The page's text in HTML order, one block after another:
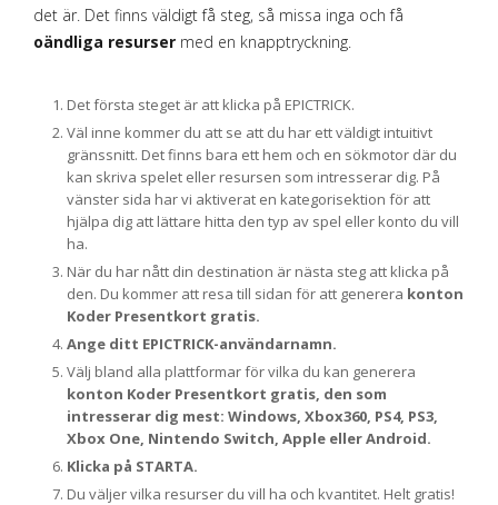
det är. Det finns väldigt få steg, så missa inga och få
oändliga resurser med en knapptryckning.
Det första steget är att klicka på EPICTRICK.
Väl inne kommer du att se att du har ett väldigt intuitivt
gränssnitt. Det finns bara ett hem och en sökmotor där du
kan skriva spelet eller resursen som intresserar dig. På
vänster sida har vi aktiverat en kategorisektion för att
hjälpa dig att lättare hitta den typ av spel eller konto du vill
ha.
När du har nått din destination är nästa steg att klicka på
den. Du kommer att resa till sidan för att generera konton
Koder Presentkort gratis.
Ange ditt EPICTRICK-användarnamn.
Välj bland alla plattformar för vilka du kan generera
konton Koder Presentkort gratis, den som
intresserar dig mest: Windows, Xbox360, PS4, PS3,
Xbox One, Nintendo Switch, Apple eller Android.
Klicka på STARTA.
Du väljer vilka resurser du vill ha och kvantitet. Helt gratis!